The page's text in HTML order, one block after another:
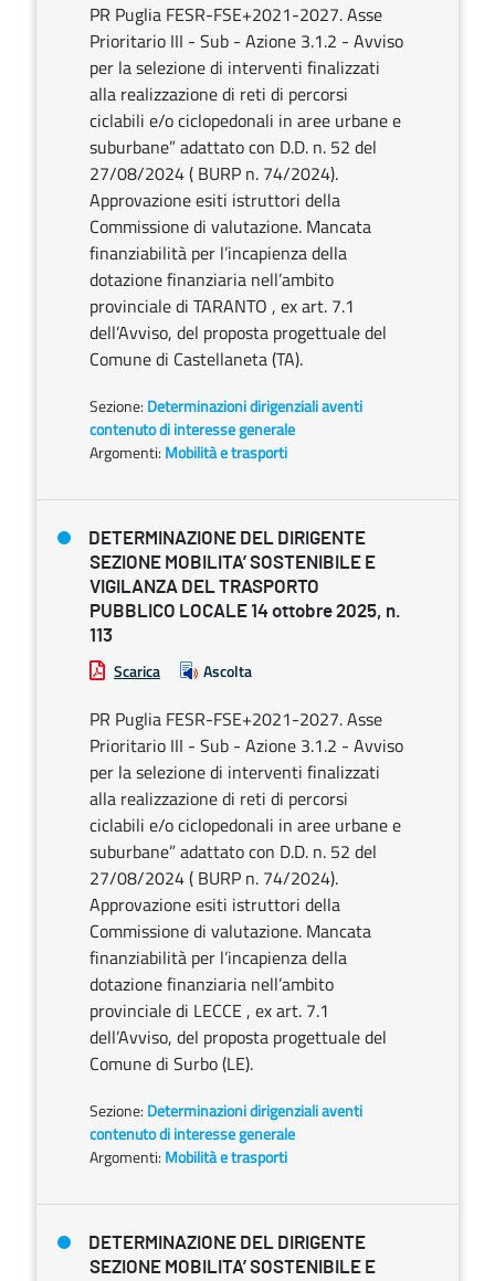
PR Puglia FESR-FSE+2021-2027. Asse
Prioritario III - Sub - Azione 3.1.2 - Avviso
per la selezione di interventi finalizzati
alla realizzazione di reti di percorsi
ciclabili e/o ciclopedonali in aree urbane e
suburbane” adattato con D.D. n. 52 del
27/08/2024 ( BURP n. 74/2024).
Approvazione esiti istruttori della
Commissione di valutazione. Mancata
finanziabilità per l’incapienza della
dotazione finanziaria nell’ambito
provinciale di TARANTO , ex art. 7.1
dell’Avviso, del proposta progettuale del
Comune di Castellaneta (TA).
Sezione: Determinazioni dirigenziali aventi
contenuto di interesse generale
Argomenti: Mobilità e trasporti
DETERMINAZIONE DEL DIRIGENTE
SEZIONE MOBILITA’ SOSTENIBILE E
VIGILANZA DEL TRASPORTO
PUBBLICO LOCALE 14 ottobre 2025, n.
113
Scarica Ascolta
PR Puglia FESR-FSE+2021-2027. Asse
Prioritario III - Sub - Azione 3.1.2 - Avviso
per la selezione di interventi finalizzati
alla realizzazione di reti di percorsi
ciclabili e/o ciclopedonali in aree urbane e
suburbane” adattato con D.D. n. 52 del
27/08/2024 ( BURP n. 74/2024).
Approvazione esiti istruttori della
Commissione di valutazione. Mancata
finanziabilità per l’incapienza della
dotazione finanziaria nell’ambito
provinciale di LECCE , ex art. 7.1
dell’Avviso, del proposta progettuale del
Comune di Surbo (LE).
Sezione: Determinazioni dirigenziali aventi
contenuto di interesse generale
Argomenti: Mobilità e trasporti
DETERMINAZIONE DEL DIRIGENTE
SEZIONE MOBILITA’ SOSTENIBILE E